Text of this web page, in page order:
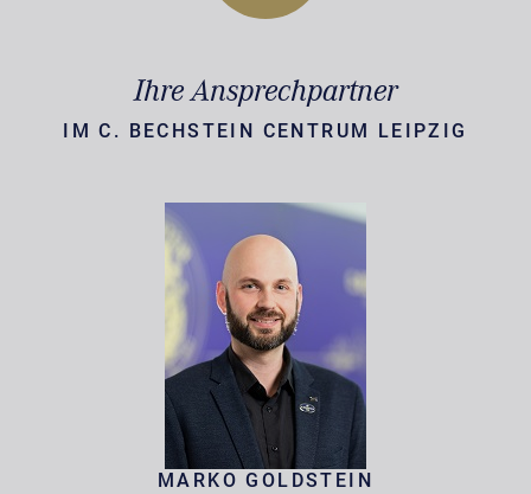
Ihre Ansprechpartner
IM C. BECHSTEIN CENTRUM LEIPZIG
MARKO GOLDSTEIN